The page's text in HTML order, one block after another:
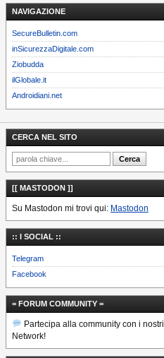
NAVIGAZIONE
SecureBulletin.com
inSicurezzaDigitale.com
Ziobudda
ilGlobale.it
Androidiani.net
CERCA NEL SITO
[[ MASTODON ]]
Su Mastodon mi trovi qui: Mastodon
:: I SOCIAL ::
Telegram
Facebook
= FORUM COMMUNITY =
Partecipa alla community con i nostri
Network!